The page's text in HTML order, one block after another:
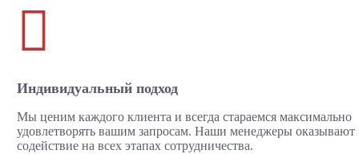

Индивидуальный подход
Мы ценим каждого клиента и всегда стараемся максимально
удовлетворять вашим запросам. Наши менеджеры оказывают
содействие на всех этапах сотрудничества.